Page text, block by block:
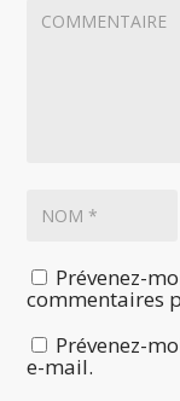
Prévenez-
commentaires
Prévenez-
e-mail.